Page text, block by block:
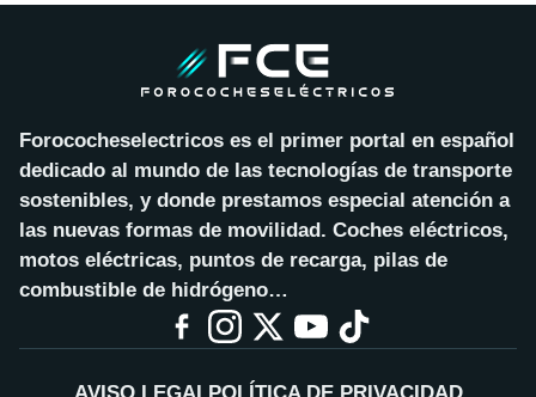
Forococheselectricos es el primer portal en español
dedicado al mundo de las tecnologías de transporte
sostenibles, y donde prestamos especial atención a
las nuevas formas de movilidad. Coches eléctricos,
motos eléctricas, puntos de recarga, pilas de
combustible de hidrógeno…